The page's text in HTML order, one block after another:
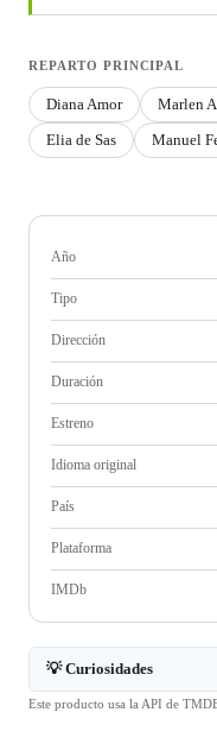
REPARTO PRINCIPAL
Diana Amor Marlen
Elia de Sas
Manuel
Año
Tipo
Dirección
Duración
Estreno
Idioma original
País
Plataforma
IMDb
💡 Curiosidades
Este producto usa la API de